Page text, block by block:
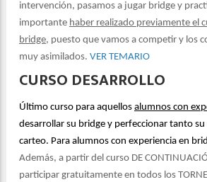
intervención, pasamos a jugar bridge y
importante haber realizado previamente el
bridge, puesto que vamos a competir y los
muy asimilados. VER TEMARIO
CURSO DESARROLLO
Último curso para aquellos alumnos con
desarrollar su bridge y perfeccionar tanto
carteo. Para alumnos con experiencia en
Además, a partir del curso DE
participar gratuitamente en todos los